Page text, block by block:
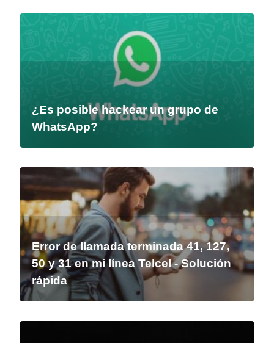
¿Es posible hackear un grupo de
WhatsApp?
Error de llamada terminada 41, 127,
50 y 31 en mi línea Telcel - Solución
rápida